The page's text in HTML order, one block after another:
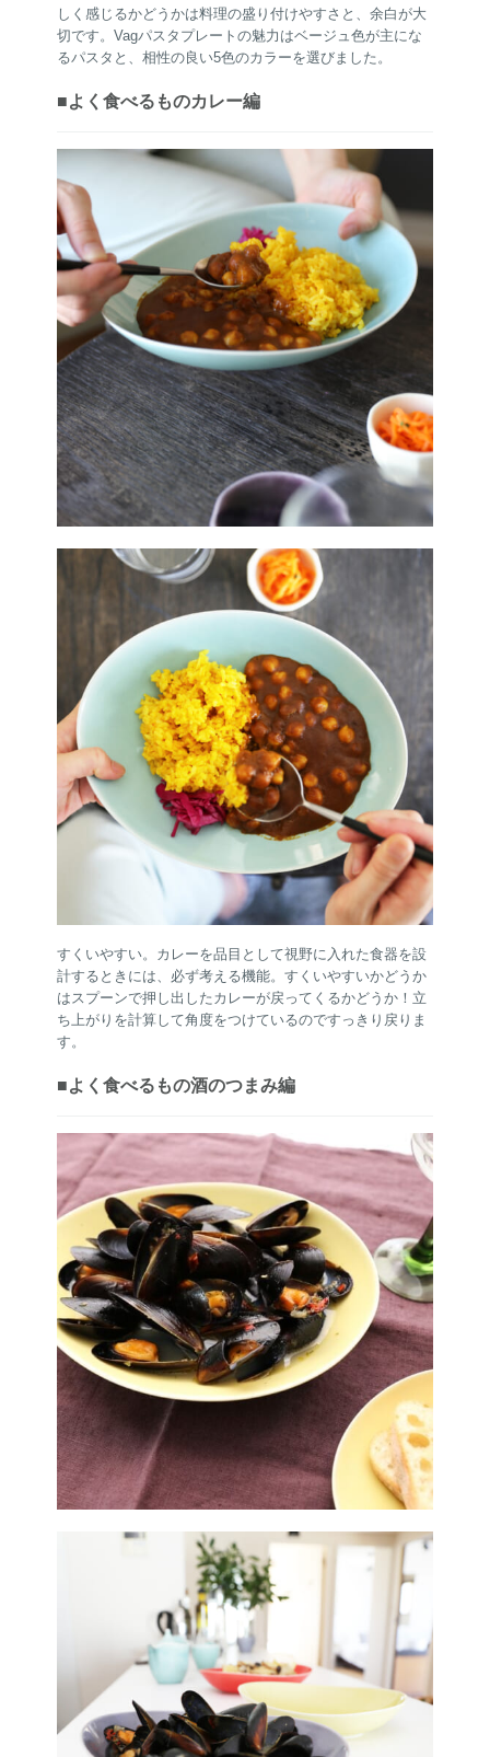
しく感じるかどうかは料理の盛り付けやすさと、余白が大
切です。Vagパスタプレートの魅力はベージュ色が主にな
るパスタと、相性の良い5色のカラーを選びました。
■よく食べるものカレー編
すくいやすい。カレーを品目として視野に入れた食器を設
計するときには、必ず考える機能。すくいやすいかどうか
はスプーンで押し出したカレーが戻ってくるかどうか！立
ち上がりを計算して角度をつけているのですっきり戻りま
す。
■よく食べるもの酒のつまみ編